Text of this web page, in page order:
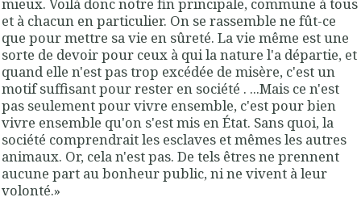
et à chacun en particulier. On se rassemble ne fût-ce
que pour mettre sa vie en sûreté. La vie même est une
sorte de devoir pour ceux à qui la nature l'a départie, et
quand elle n'est pas trop excédée de misère, c'est un
motif suffisant pour rester en société . ...Mais ce n'est
pas seulement pour vivre ensemble, c'est pour bien
vivre ensemble qu'on s'est mis en État. Sans quoi, la
société comprendrait les esclaves et mêmes les autres
animaux. Or, cela n'est pas. De tels êtres ne prennent
aucune part au bonheur public, ni ne vivent à leur
volonté.»